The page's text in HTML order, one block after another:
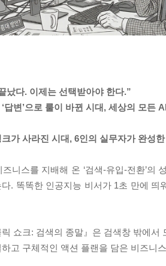
났다. 이제는 선택받아야 한다.”
답변’으로 룰이 바뀐 시대, 세상의 모든
가 사라진 시대, 6인의 실무자가 완성
즈니스를 지배해 온 ‘검색-유입-전환’
. 똑똑한 인공지능 비서가 1초 만에 띄
릭 쇼크: 검색의 종말』은 검색창 밖에
고 구체적인 액션 플랜을 담은 비즈니